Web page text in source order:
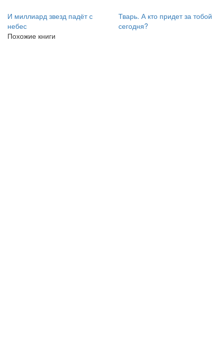
И миллиард звезд падёт с
небес
Тварь. А кто придет за тобой
сегодня?
Похожие книги